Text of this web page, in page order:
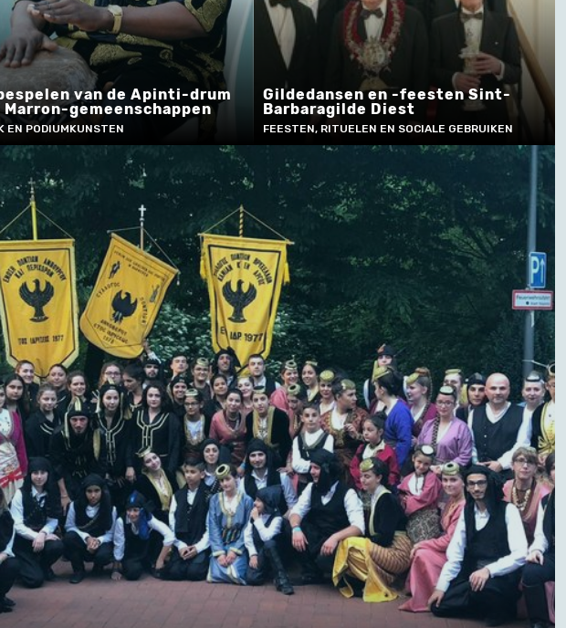
van de Apinti-drum
Marron-gemeenschappen
EN PODIUMKUNSTEN
Gildedansen en -feesten Sint-
Barbaragilde Diest
FEESTEN, RITUELEN EN SOCIALE GEBRUIKEN